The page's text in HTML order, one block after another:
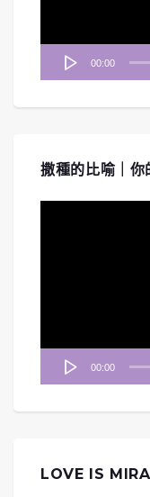
00:00
撒種的比喻｜你
00:00
LOVE IS